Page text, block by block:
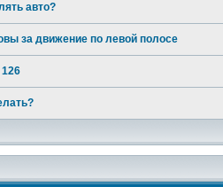
авто?
за движение по левой полосе
126